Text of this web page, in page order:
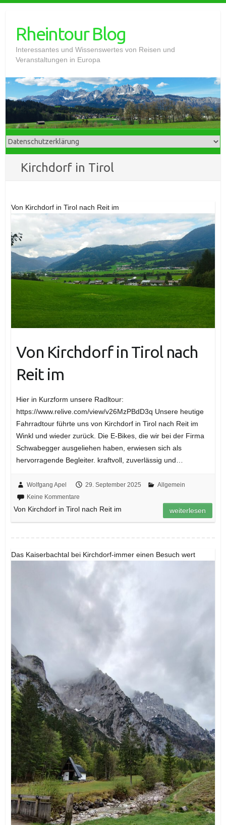
contentRheintour Blog
Interessantes und Wissenswertes von Reisen und
Veranstaltungen in Europa
Kirchdorf in Tirol
Von Kirchdorf in Tirol nach Reit im
Von Kirchdorf in Tirol nach
Reit im
Hier in Kurzform unsere Radltour:
https://www.relive.com/view/v26MzPBdD3q Unsere heutige
Fahrradtour führte uns von Kirchdorf in Tirol nach Reit im
Winkl und wieder zurück. Die E-Bikes, die wir bei der Firma
Schwabegger ausgeliehen haben, erwiesen sich als
hervorragende Begleiter. kraftvoll, zuverlässig und…
Wolfgang Apel 29. September 2025
Allgemein
Keine Kommentare
Von Kirchdorf in Tirol nach Reit im weiterlesen
Das Kaiserbachtal bei Kirchdorf-immer einen Besuch wert